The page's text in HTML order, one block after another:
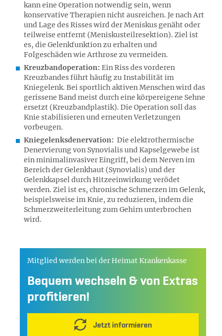
kann eine Operation notwendig sein, wenn
konservative Therapien nicht ausreichen. Je nach Art
und Lage des Risses wird der Meniskus genäht oder
teilweise entfernt (Meniskusteilresektion). Ziel ist
es, die Gelenkfunktion zu erhalten und
Folgeschäden wie Arthrose zu vermeiden.
Kreuzbandoperation: Ein Riss des vorderen
Kreuzbandes führt häufig zu Instabilität im
Kniegelenk. Bei sportlich aktiven Menschen wird das
gerissene Band meist durch eine körpereigene Sehne
ersetzt (Kreuzbandplastik). Die Operation soll das
Knie stabilisieren und erneuten Verletzungen
vorbeugen.
Kniegelenksdenervation: Die elektrothermische
Denervierung von Synovialis und Kapselgewebe ist
ein minimalinvasiver Eingriff, bei dem Nerven im
Bereich der Gelenkhaut (Synovialis) und der
Gelenkkapsel durch Hitzeeinwirkung verödet
werden. Ziel ist es, chronische Schmerzen im Gelenk,
beispielsweise im Knie, zu reduzieren, indem die
Schmerzweiterleitung zum Gehirn unterbrochen
wird.
Mitglied werden bei der Heimat Krankenkasse
Bequem wechseln & von Extras
profitieren!
Jetzt informieren